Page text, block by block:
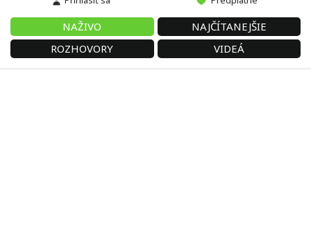
NAŽIVO
NAJČÍTANEJŠIE
ROZHOVORY
VIDEÁ